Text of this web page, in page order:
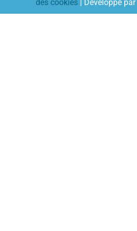
des cookies | Développé par